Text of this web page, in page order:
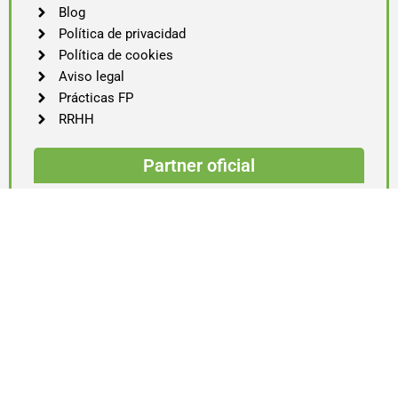
Blog
Política de privacidad
Política de cookies
Aviso legal
Prácticas FP
RRHH
Partner oficial